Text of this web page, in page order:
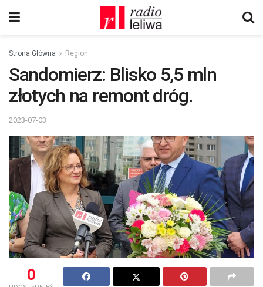
Strona Główna Region
Sandomierz: Blisko 5,5 mln
złotych na remont dróg.
2023-07-03
0